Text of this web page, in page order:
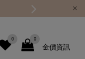
金價資訊
0
0